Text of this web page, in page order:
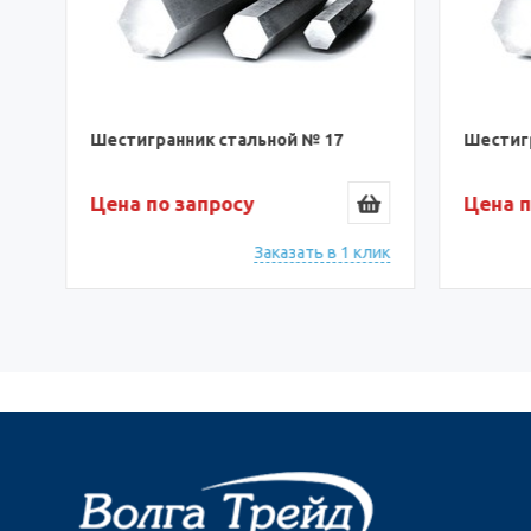
Шестигранник стальной № 17
Цена по запросу
Заказать в 1 клик
Цена